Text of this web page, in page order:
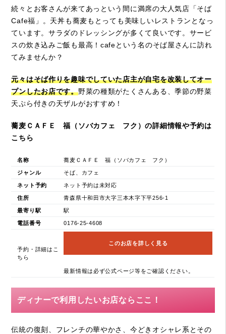
続々とお客さんが来てあっという間に満席の大人気店「そば
Cafe福」。天丼も蕎麦もとっても美味しいレストランとなっ
ています。サラダのドレッシングが多くて良いです。サービ
スの炊き込みご飯も最高！cafeという名のそば屋さんに訪れ
てみませんか？
元々はそば作りを趣味でしていた店主が自宅を改装してオー
プンしたお店です。野菜の種類がたくさんある、季節の野菜
天ぷら付きの天ザルがおすすめ！
蕎麦ＣＡＦＥ 福（ソバカフェ フク）の詳細情報や予約は
こちら
名称 蕎麦ＣＡＦＥ 福（ソバカフェ フク）
ジャンル そば、カフェ
ネット予約 ネット予約は未対応
住所 青森県十和田市大字三本木字下平256-1
最寄り駅 駅
電話番号 0176-25-4608
予約・詳細はこ
ちら
このお店を詳しく見る
最新情報は必ず公式ページ等をご確認ください。
ディナーで利用したいお店ならここ！
伝統の復刻、フレンチの華やかさ、今どきオシャレ系とその